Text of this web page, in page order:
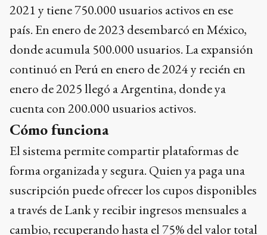
2021 y tiene 750.000 usuarios activos en ese
país. En enero de 2023 desembarcó en México,
donde acumula 500.000 usuarios. La expansión
continuó en Perú en enero de 2024 y recién en
enero de 2025 llegó a Argentina, donde ya
cuenta con 200.000 usuarios activos.
Cómo funciona
El sistema permite compartir plataformas de
forma organizada y segura. Quien ya paga una
suscripción puede ofrecer los cupos disponibles
a través de Lank y recibir ingresos mensuales a
cambio, recuperando hasta el 75% del valor total